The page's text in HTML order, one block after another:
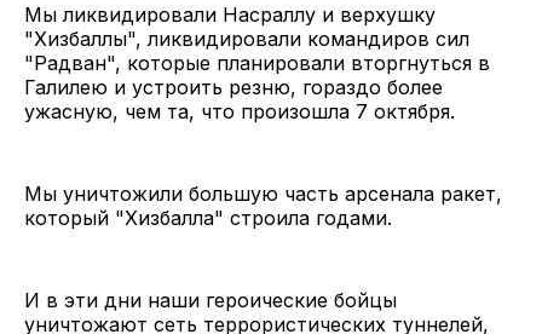
Мы ликвидировали Насраллу и верхушку
"Хизбаллы", ликвидировали командиров сил
"Радван", которые планировали вторгнуться в
Галилею и устроить резню, гораздо более
ужасную, чем та, что произошла 7 октября.
Мы уничтожили большую часть арсенала ракет,
который "Хизбалла" строила годами.
И в эти дни наши героические бойцы
уничтожают сеть террористических туннелей,